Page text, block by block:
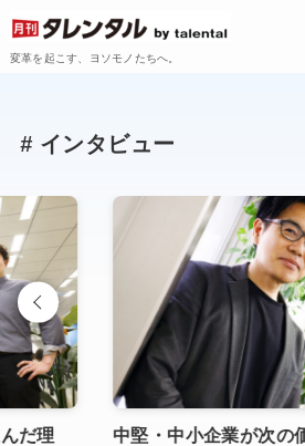
変革を起こす、ヨソモノたちへ。
# インタビュー
中堅・中小企業が次の価値を